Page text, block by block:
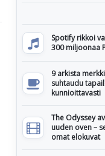
Spotify rikkoi
300 miljoonaa
9 arkista
suhtaudu
kunnioittavasti
The Odyssey
uuden oven –
omat elokuvat